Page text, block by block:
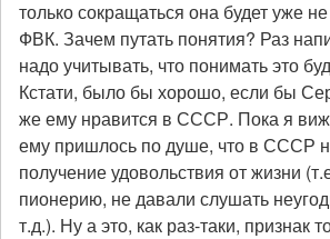
только сокращаться она будет уже
ФВК. Зачем путать понятия? Раз
надо учитывать, что понимать это
Кстати, было бы хорошо, если бы
же ему нравится в СССР. Пока я
ему пришлось по душе, что в СССР
получение удовольствия от жизни
пионерию, не давали слушать
т.д.). Ну а это, как раз-таки, признак